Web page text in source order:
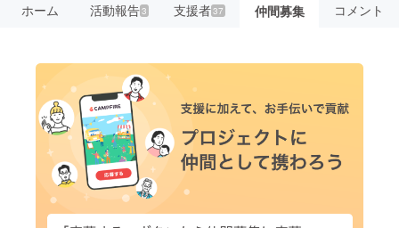
ホーム 活動報告3 支援者37 仲間募集 コメント